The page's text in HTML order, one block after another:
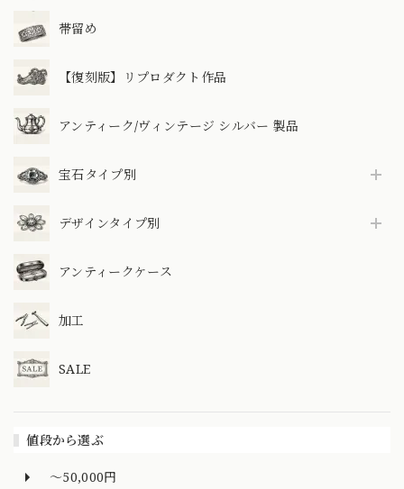
帯留め
【復刻版】リプロダクト作品
アンティーク/ヴィンテージ シルバー 製品
宝石タイプ別
デザインタイプ別
アンティークケース
加工
SALE
値段から選ぶ
～50,000円